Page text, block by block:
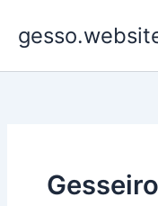
para
conteúdo